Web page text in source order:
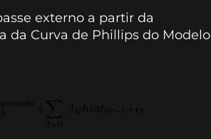
externo a partir da
da Curva de Phillips do Modelo